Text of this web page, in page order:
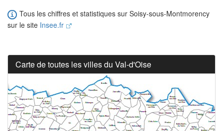
Tous les chiffres et statistiques sur Soisy-sous-Montmorency
sur le site Insee.fr
Carte de toutes les villes du Val-d'Oise